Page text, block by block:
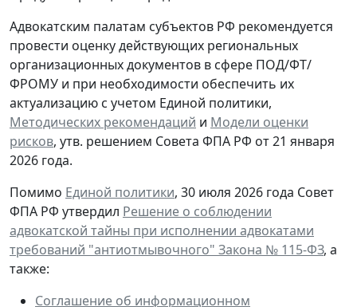
Адвокатским палатам субъектов РФ рекомендуется
провести оценку действующих региональных
организационных документов в сфере ПОД/ФТ/
ФРОМУ и при необходимости обеспечить их
актуализацию с учетом Единой политики,
Методических рекомендаций и Модели оценки
рисков, утв. решением Совета ФПА РФ от 21 января
2026 года.
Помимо Единой политики, 30 июля 2026 года Совет
ФПА РФ утвердил Решение о соблюдении
адвокатской тайны при исполнении адвокатами
требований "антиотмывочного" Закона № 115-ФЗ, а
также:
Соглашение об информационном